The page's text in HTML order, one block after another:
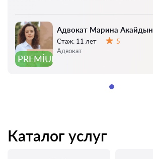
PREMIUM
Адвокат Марина Акайдын
Стаж: 11 лет
5
Адвокат
Каталог услуг